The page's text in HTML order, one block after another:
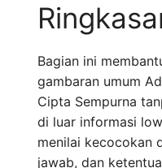
Bagian ini
gambaran umum
Cipta Sempurna
di luar informasi
menilai kecocokan
jawab, dan